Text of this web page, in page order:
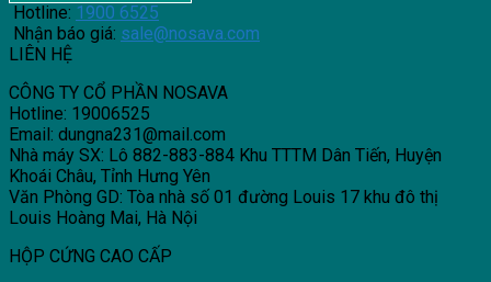
Hotline: 1900 6525
Nhận báo giá: sale@nosava.com
LIÊN HỆ
CÔNG TY CỔ PHẦN NOSAVA
Hotline: 19006525
Email: dungna231@mail.com
Nhà máy SX: Lô 882-883-884 Khu TTTM Dân Tiến, Huyện
Khoái Châu, Tỉnh Hưng Yên
Văn Phòng GD: Tòa nhà số 01 đường Louis 17 khu đô thị
Louis Hoàng Mai, Hà Nội
HỘP CỨNG CAO CẤP